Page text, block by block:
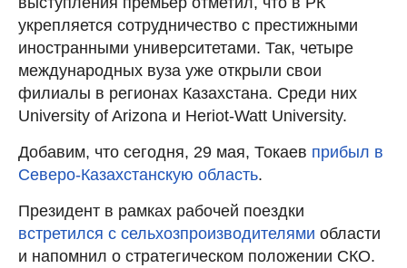
укрепляется сотрудничество с престижными
иностранными университетами. Так, четыре
международных вуза уже открыли свои
филиалы в регионах Казахстана. Среди них
University of Arizona и Heriot-Watt University.
Добавим, что сегодня, 29 мая, Токаев прибыл в
Северо-Казахстанскую область.
Президент в рамках рабочей поездки
встретился с сельхозпроизводителями области
и напомнил о стратегическом положении СКО.